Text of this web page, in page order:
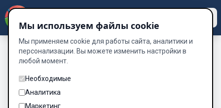
Мы используем файлы cookie
Мы применяем cookie для работы сайта, аналитики и
персонализации. Вы можете изменить настройки в
любой момент.
Необходимые
Аналитика
Маркетинг